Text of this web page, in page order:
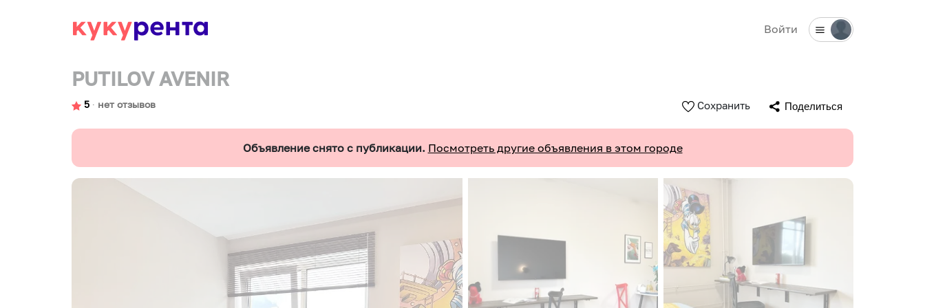
Войти
PUTILOV AVENIR
5 ∙ нет отзывов Сохранить Поделиться
Объявление снято с публикации. Посмотреть другие объявления в этом городе